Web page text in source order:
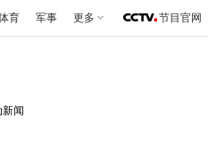
育 军事 更多 节目官网
闻